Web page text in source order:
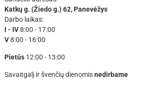
Katkų g. (Žiedo g.) 62, Panevėžys
Darbo laikas:
I - IV8:00 - 17:00
V8:00 - 16:00
Pietūs12:00 - 13:00
Savaitgalį ir švenčių dienomisnedirbame